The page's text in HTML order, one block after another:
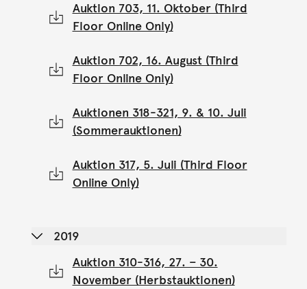
Auktion 703, 11. Oktober (Third
Floor Online Only)
Auktion 702, 16. August (Third
Floor Online Only)
Auktionen 318-321, 9. & 10. Juli
(Sommerauktionen)
Auktion 317, 5. Juli (Third Floor
Online Only)
2019
Auktion 310-316, 27. – 30.
November (Herbstauktionen)